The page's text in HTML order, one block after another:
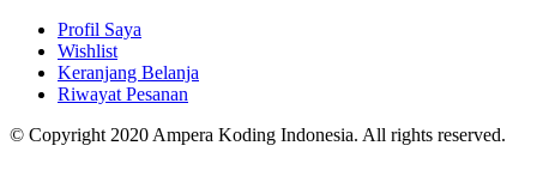
Profil Saya
Wishlist
Keranjang Belanja
Riwayat Pesanan
© Copyright 2020 Ampera Koding Indonesia. All rights reserved.